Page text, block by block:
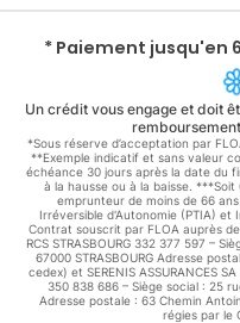
* Paiement jusqu'en
Un crédit vous engage et doit
*Sous réserve d’acceptation par
**Exemple indicatif et sans valeur
échéance 30 jours après la date du
à la hausse ou à la baisse.
emprunteur de moins de 66
Irréversible d'Autonomie (PTIA) et
Contrat souscrit par FLOA auprès
RCS STRASBOURG 332 377 597 –
67000 STRASBOURG Adresse
cedex) et SERENIS ASSURANCES
350 838 686 – Siège social : 25
Adresse postale : 63 Chemin
régies par le